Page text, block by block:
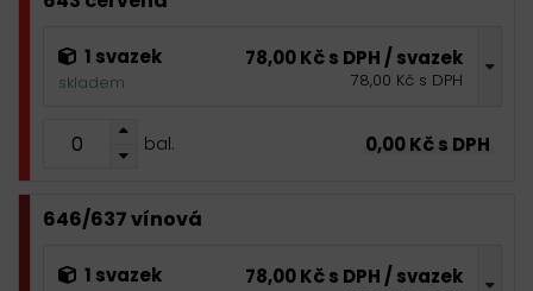
1 svazek
skladem
78,00 Kč s DPH / svazek
78,00 Kč s DPH
bal. 0,00 Kč s DPH
646/637 vínová
1 svazek 78,00 Kč s DPH / svazek